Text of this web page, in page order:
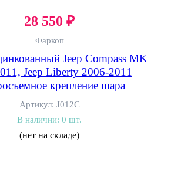
28 550 ₽
Фаркоп
Jeep Compass MK
Jeep Liberty 2006-2011
крепление шара
Артикул: J012C
В наличии: 0 шт.
(нет на складе)